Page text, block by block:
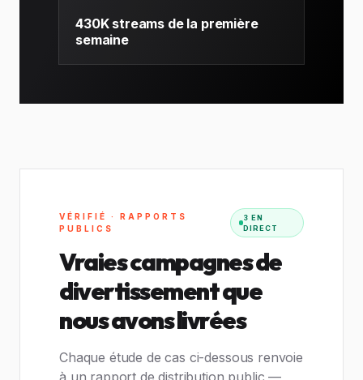
430K streams de la première
semaine
VÉRIFIÉ · RAPPORTS
PUBLICS
3 EN
DIRECT
Vraies campagnes de
divertissement que
nous avons livrées
Chaque étude de cas ci-dessous renvoie
à un rapport de distribution public —